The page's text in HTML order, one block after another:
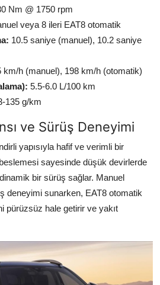
Nm @ 1750 rpm
veya 8 ileri EAT8 otomatik
10.5 saniye (manuel), 10.2 saniye
km/h (manuel), 198 km/h (otomatik)
5.5-6.0 L/100 km
135 g/km
ve Sürüş Deneyimi
yapısıyla hafif ve verimli bir
sayesinde düşük devirlerde
bir sürüş sağlar. Manuel
deneyimi sunarken, EAT8 otomatik
pürüzsüz hale getirir ve yakıt